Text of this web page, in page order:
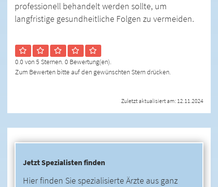
professionell behandelt werden sollte, um
langfristige gesundheitliche Folgen zu vermeiden.
0.0 von 5 Sternen. 0 Bewertung(en).
Zum Bewerten bitte auf den gewünschten Stern drücken.
Zuletzt aktualisiert am: 12.11.2024
Jetzt Spezialisten finden
Hier finden Sie spezialisierte Ärzte aus ganz